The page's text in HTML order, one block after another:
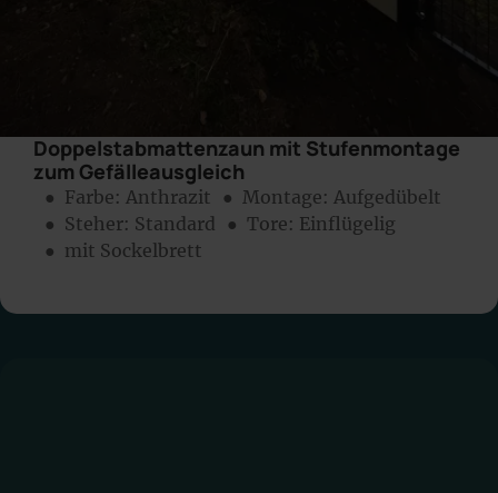
Doppelstabmattenzaun mit Stufenmontage
zum Gefälleausgleich
● Farbe: Anthrazit ● Montage: Aufgedübelt
● Steher: Standard
● Tore: Einflügelig
● mit Sockelbrett